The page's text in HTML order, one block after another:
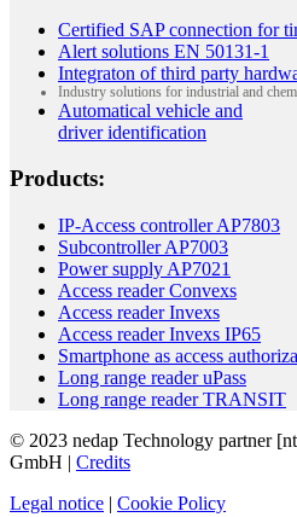
Certified SAP connection for
Alert solutions EN 50131-1
Integraton of third party
Industry solutions for industrial and
Automatical vehicle and
driver identification
Products:
IP-Access controller AP7803
Subcontroller AP7003
Power supply AP7021
Access reader Convexs
Access reader Invexs
Access reader Invexs IP65
Smartphone as access
Long range reader uPass
Long range reader TRANSIT
© 2023 nedap Technology partner
GmbH | Credits
Legal notice | Cookie Policy